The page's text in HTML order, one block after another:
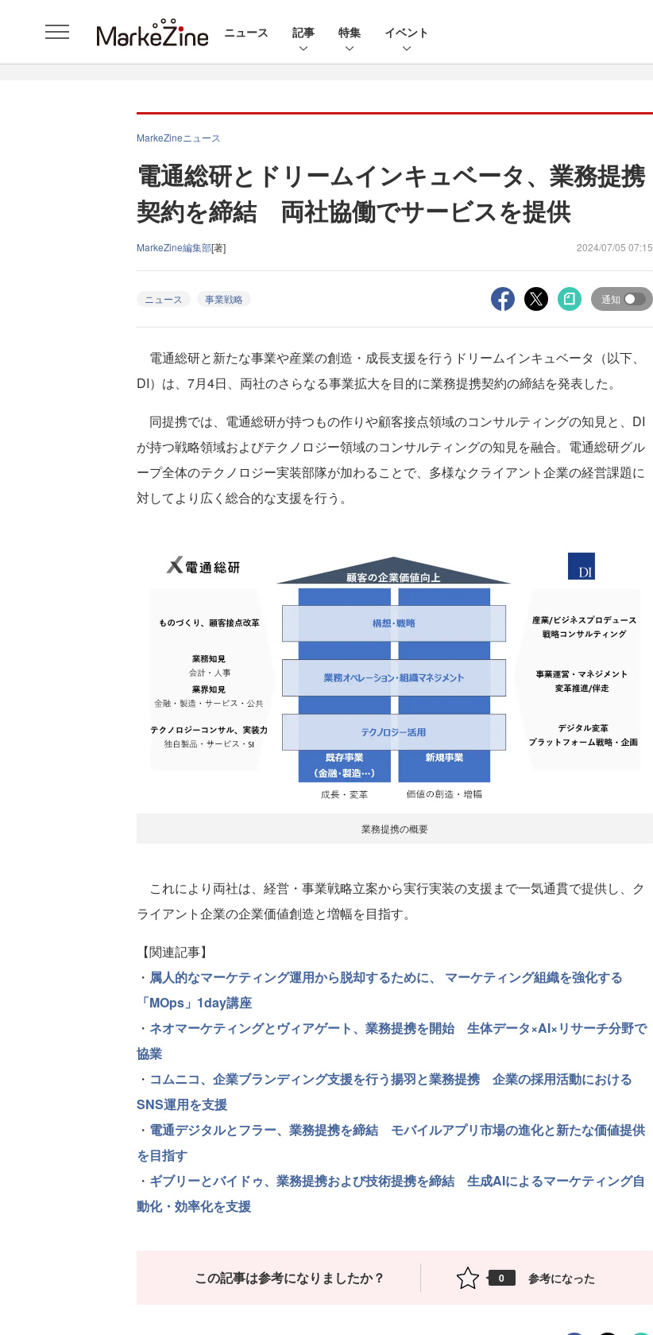
ニュース 記事 特集 イベント
MarkeZineニュース
電通総研とドリームインキュベータ、業務提携
契約を締結 両社協働でサービスを提供
MarkeZine編集部[著] 2024/07/05 07:15
ニュース 事業戦略 通知
電通総研と新たな事業や産業の創造・成長支援を行うドリームインキュベータ（以下、
DI）は、7月4日、両社のさらなる事業拡大を目的に業務提携契約の締結を発表した。
同提携では、電通総研が持つもの作りや顧客接点領域のコンサルティングの知見と、DI
が持つ戦略領域およびテクノロジー領域のコンサルティングの知見を融合。電通総研グル
ープ全体のテクノロジー実装部隊が加わることで、多様なクライアント企業の経営課題に
対してより広く総合的な支援を行う。
業務提携の概要
これにより両社は、経営・事業戦略立案から実行実装の支援まで一気通貫で提供し、ク
ライアント企業の企業価値創造と増幅を目指す。
【関連記事】
・ 属人的なマーケティング運用から脱却するために、 マーケティング組織を強化する
「MOps」1day講座
・ ネオマーケティングとヴィアゲート、業務提携を開始 生体データ×AI×リサーチ分野で
協業
・ コムニコ、企業ブランディング支援を行う揚羽と業務提携 企業の採用活動における
SNS運用を支援
・ 電通デジタルとフラー、業務提携を締結 モバイルアプリ市場の進化と新たな価値提供
を目指す
・ ギブリーとバイドゥ、業務提携および技術提携を締結 生成AIによるマーケティング自
動化・効率化を支援
この記事は参考になりましたか？ 0 参考になった